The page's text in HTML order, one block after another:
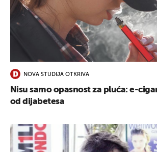
NOVA STUDIJA OTKRIVA
Nisu samo opasnost za pluća: e-
od dijabetesa
UKLJUČITE